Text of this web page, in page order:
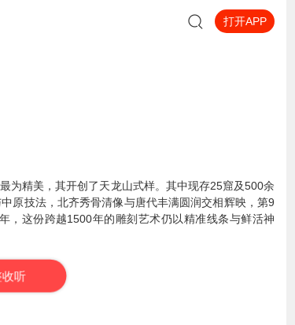
打开APP
为精美，其开创了天龙山式样。其中现存25窟及500余
原技法，北齐秀骨清像与唐代丰满圆润交相辉映，第9
，这份跨越1500年的雕刻艺术仍以精准线条与鲜活神
听